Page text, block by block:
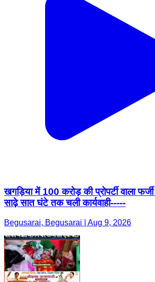
खगड़िया में 100 करोड़ की प्रोपर्टी वाला
साढ़े सात घंटे तक चली कार्यवाही-----
Begusarai, Begusarai | Aug 9, 2026